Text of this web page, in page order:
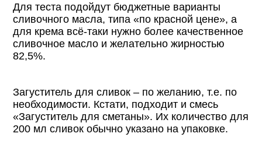
Для теста подойдут бюджетные варианты
сливочного масла, типа «по красной цене», а
для крема всё-таки нужно более качественное
сливочное масло и желательно жирностью
82,5%.
Загуститель для сливок – по желанию, т.е. по
необходимости. Кстати, подходит и смесь
«Загуститель для сметаны». Их количество для
200 мл сливок обычно указано на упаковке.